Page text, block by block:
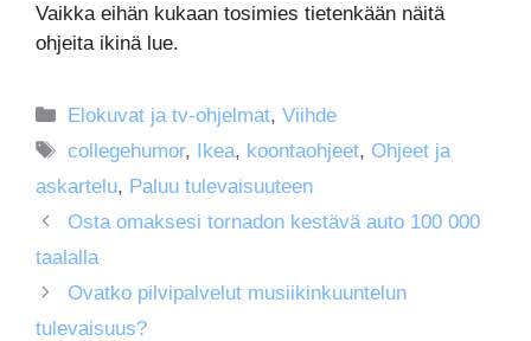
Vaikka eihän kukaan tosimies tietenkään näitä
ohjeita ikinä lue.
Kategoriat
Elokuvat ja tv-ohjelmat,Viihde
Avainsanat
collegehumor, Ikea, koontaohjeet, Ohjeet ja
askartelu, Paluu tulevaisuuteen
Osta omaksesi tornadon kestävä auto 100 000
taalalla
Ovatko pilvipalvelut musiikinkuuntelun
tulevaisuus?